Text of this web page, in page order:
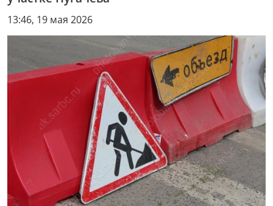
13:46, 19 мая 2026